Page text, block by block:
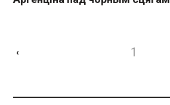
‹ 1